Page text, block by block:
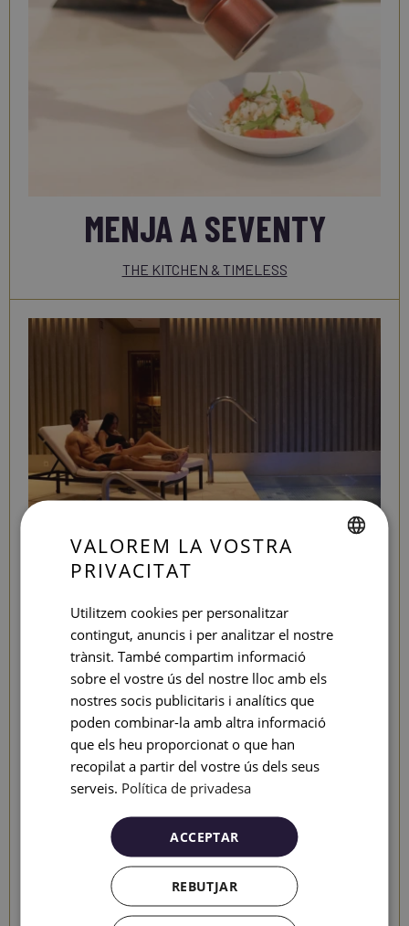
MENJA A SEVENTY
THE KITCHEN & TIMELESS
LOVE EXPERIENCE
KEEP CALM & RELAX
Un relaxantmassatge en parella en cabina doble
nostre Seventy Spa - Organic & Vegan.
RELAX & SPA
CATALAN
FRENCH
ITALIAN
VALOREM LA VOSTRA
PRIVACITAT
Utilitzem cookies per personalitzar
contingut, anuncis i per analitzar el nostre
trànsit. També compartim informació
sobre el vostre ús del nostre lloc amb els
nostres socis publicitaris i analítics que
poden combinar-la amb altra informació
que els heu proporcionat o que han
recopilat a partir del vostre ús dels seus
serveis. Política de privadesa
ACCEPTAR
REBUTJAR